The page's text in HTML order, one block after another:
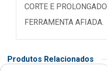
CORTE E
FERRAMENTA AFIADA.
Produtos Relacionados